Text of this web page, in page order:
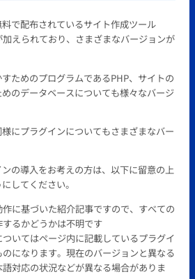
で配布されているサイト作成ツール
加えられており、さまざまなバージョンが
ためのプログラムであるPHP、サイトの
のデータベースについても様々なバージ
にプラグインについてもさまざまなバー
の導入をお考えの方は、以下に留意の上
してください。
に基づいた紹介記事ですので、すべての
るかどうかは不明です
いてはページ内に記載しているプラグイ
になります。現在のバージョンと異なる
対応の状況などが異なる場合がありま